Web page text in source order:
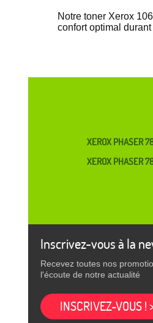
Notre toner Xerox
confort optimal
XEROX PHASER
XEROX PHASER
Inscrivez-vous à la
Recevez toutes nos
l'écoute de notre actualité
INSCRIVEZ-VOUS !